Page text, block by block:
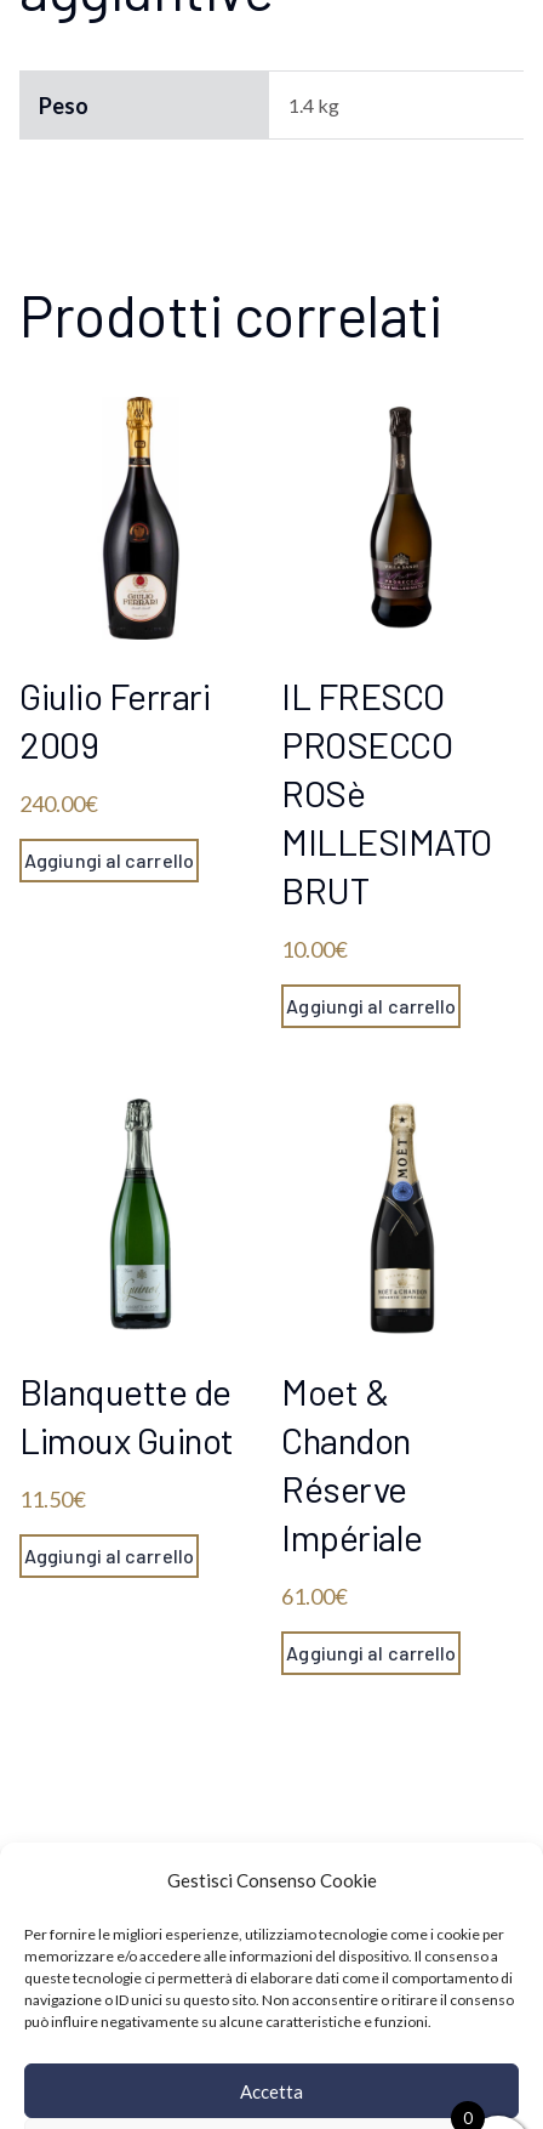
Gestisci Consenso Cookie
Per fornire le migliori esperienze, utilizziamo tecnologie come i cookie per
memorizzare e/o accedere alle informazioni del dispositivo. Il consenso a
queste tecnologie ci permetterà di elaborare dati come il comportamento di
navigazione o ID unici su questo sito. Non acconsentire o ritirare il consenso
può influire negativamente su alcune caratteristiche e funzioni.
Accetta
Peso 1.4 kg
Prodotti correlati
Giulio Ferrari
2009
240.00€
Aggiungi al carrello
IL FRESCO
PROSECCO
ROSè
MILLESIMATO
BRUT
10.00€
Aggiungi al carrello
Blanquette de
Limoux Guinot
11.50€
Aggiungi al carrello
Moet &
Chandon
Réserve
Impériale
61.00€
Aggiungi al carrello
Copyright © 2021 SushiFushi. All Rights Reserved.
0